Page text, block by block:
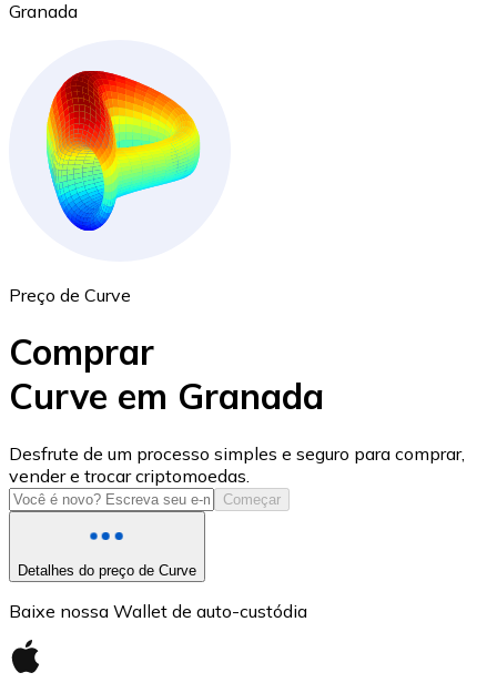
Ethereum
ETH
USD Coin
USDC
Granada
Preço de Curve
Comprar
Curve em Granada
Desfrute de um processo simples e seguro para comprar,
vender e trocar criptomoedas.
Começar
Detalhes do preço de Curve
Baixe nossa Wallet de auto-custódia